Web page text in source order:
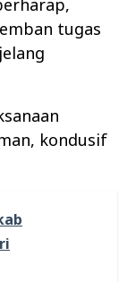
tugas
kondusif